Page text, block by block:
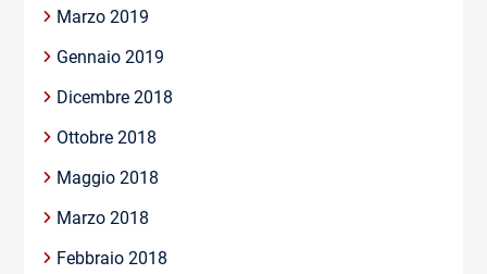
Marzo 2019
Gennaio 2019
Dicembre 2018
Ottobre 2018
Maggio 2018
Marzo 2018
Febbraio 2018